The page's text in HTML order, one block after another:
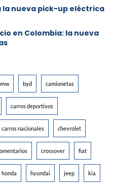
la nueva pick-up eléctrica
en Colombia: la nueva
byd camionetas
carros deportivos
carros nacionales chevrolet
crossover fiat
honda hyundai jeep kia